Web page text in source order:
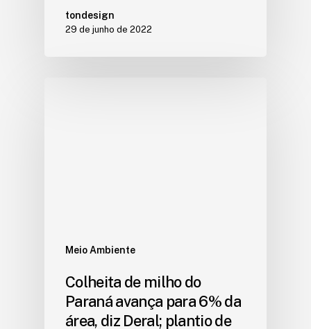
tondesign
29 de junho de 2022
Meio Ambiente
Colheita de milho do
Paraná avança para 6% da
área, diz Deral; plantio de